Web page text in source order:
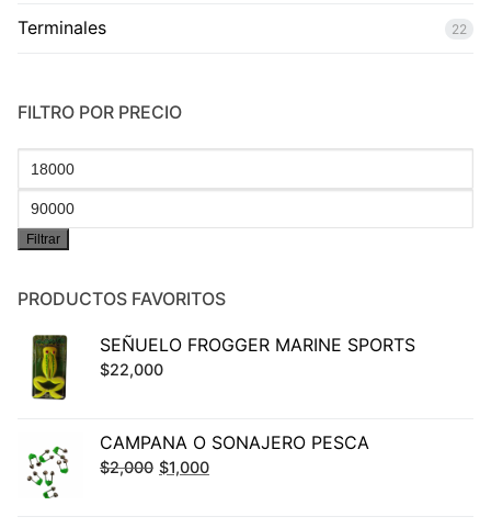
Terminales 22
FILTRO POR PRECIO
Precio
mínimo
Precio
máximo
Filtrar
PRODUCTOS FAVORITOS
SEÑUELO FROGGER MARINE SPORTS
$22,000
CAMPANA O SONAJERO PESCA
$2,000 El
$1,000El